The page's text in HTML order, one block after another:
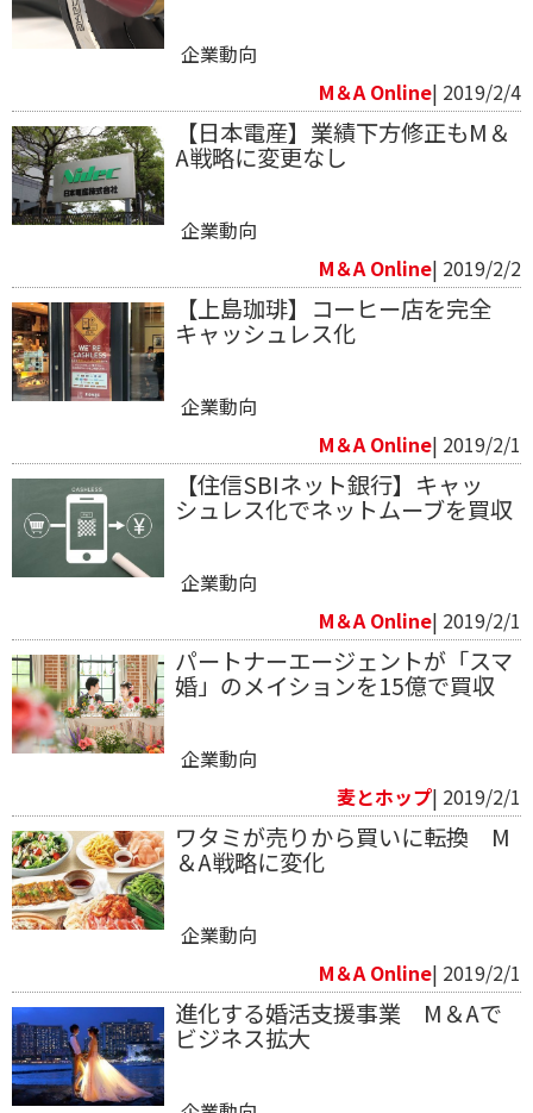
企業動向
M＆A Online| 2019/2/4
【日本電産】業績下方修正もM＆
A戦略に変更なし
企業動向
M＆A Online| 2019/2/2
【上島珈琲】コーヒー店を完全
キャッシュレス化
企業動向
M＆A Online| 2019/2/1
【住信SBIネット銀行】キャッ
シュレス化でネットムーブを買収
企業動向
M＆A Online| 2019/2/1
パートナーエージェントが「スマ
婚」のメイションを15億で買収
企業動向
麦とホップ| 2019/2/1
​ワタミが売りから買いに転換 M
＆A戦略に変化
企業動向
M＆A Online| 2019/2/1
進化する婚活支援事業 M＆Aで
ビジネス拡大